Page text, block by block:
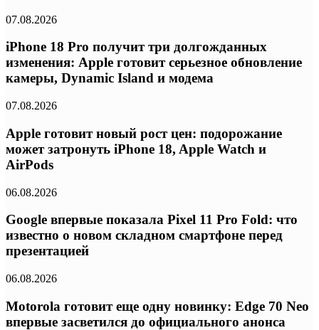
07.08.2026
iPhone 18 Pro получит три долгожданных
изменения: Apple готовит серьезное обновление
камеры, Dynamic Island и модема
07.08.2026
Apple готовит новый рост цен: подорожание
может затронуть iPhone 18, Apple Watch и
AirPods
06.08.2026
Google впервые показала Pixel 11 Pro Fold: что
известно о новом складном смартфоне перед
презентацией
06.08.2026
Motorola готовит еще одну новинку: Edge 70 Neo
впервые засветился до официального анонса